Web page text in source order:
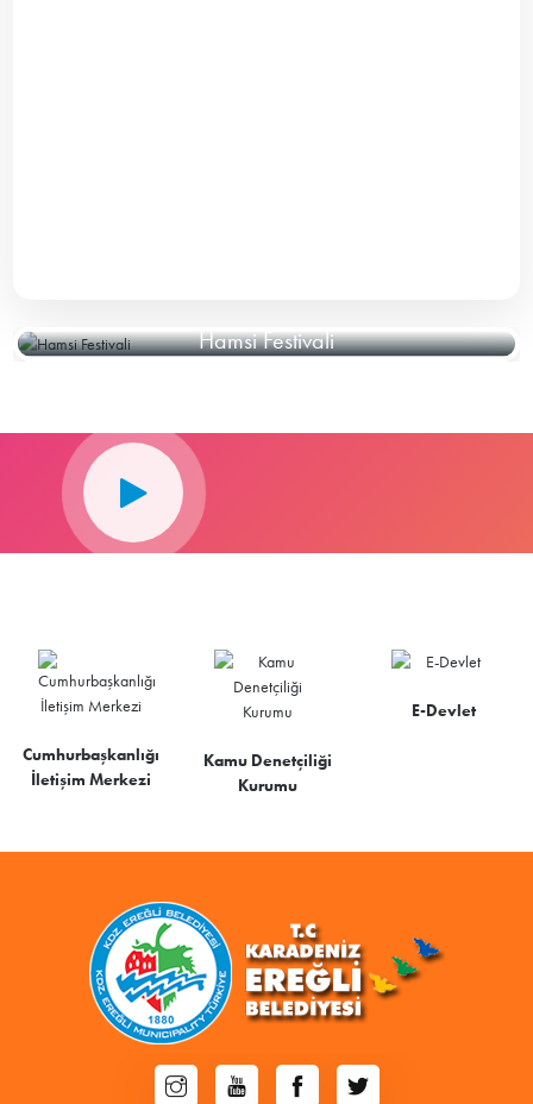
Hamsi Festivali
Cumhurbaşkanlığı
İletişim Merkezi
Kamu Denetçiliği
Kurumu
E-Devlet